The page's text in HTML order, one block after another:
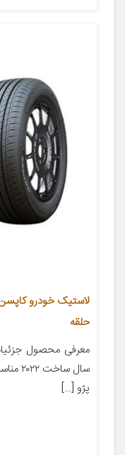
حلقه
پژو […]